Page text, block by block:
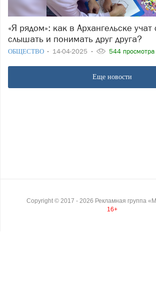
«Я рядом»: как в Архангельске учат семьи снова
слышать и понимать друг друга?
ОБЩЕСТВО 14-04-2025 544 просмотра
Еще новости
Copyright © 2017 - 2026 Рекламная группа
16+